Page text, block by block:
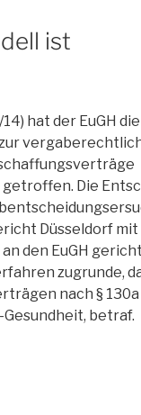
ist
hat der EuGH
Die
Düsseldorf
an den EuGH
zugrunde,
nach § 130a
Gesundheit, betraf.